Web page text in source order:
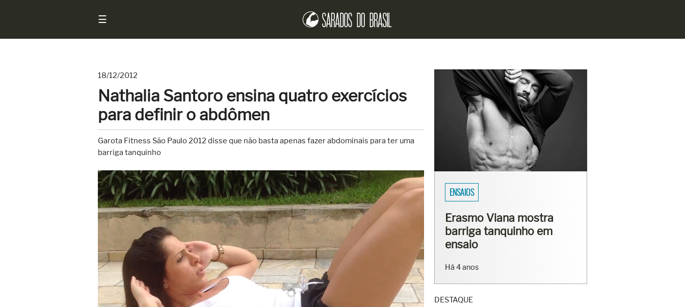
☰
18/12/2012
Nathalia Santoro ensina quatro exercícios
para definir o abdômen
Garota Fitness São Paulo 2012 disse que não basta apenas fazer abdominais para ter uma
barriga tanquinho
ENSAIOS
Erasmo Viana mostra
barriga tanquinho em
ensaio
Há 4 anos
DESTAQUE